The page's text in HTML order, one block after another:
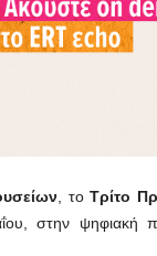
, τοΤρίτο
στην ψηφιακή